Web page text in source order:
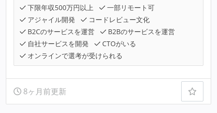
下限年収500万円以上
一部リモート可
アジャイル開発
コードレビュー文化
B2Cのサービスを運営
B2Bのサービスを運営
自社サービスを開発
CTOがいる
オンラインで選考が受けられる
8ヶ月前更新